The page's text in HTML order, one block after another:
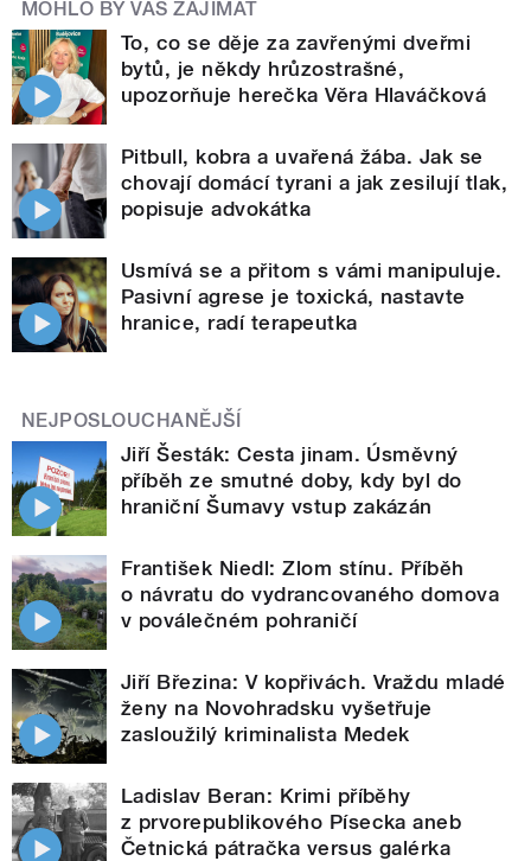
MOHLO BY VÁS ZAJÍMAT
To, co se děje za zavřenými dveřmi
bytů, je někdy hrůzostrašné,
upozorňuje herečka Věra Hlaváčková
Pitbull, kobra a uvařená žába. Jak se
chovají domácí tyrani a jak zesilují tlak,
popisuje advokátka
Usmívá se a přitom s vámi manipuluje.
Pasivní agrese je toxická, nastavte
hranice, radí terapeutka
NEJPOSLOUCHANĚJŠÍ
Jiří Šesták: Cesta jinam. Úsměvný
příběh ze smutné doby, kdy byl do
hraniční Šumavy vstup zakázán
František Niedl: Zlom stínu. Příběh
o návratu do vydrancovaného domova
v poválečném pohraničí
Jiří Březina: V kopřivách. Vraždu mladé
ženy na Novohradsku vyšetřuje
zasloužilý kriminalista Medek
Ladislav Beran: Krimi příběhy
z prvorepublikového Písecka aneb
Četnická pátračka versus galérka